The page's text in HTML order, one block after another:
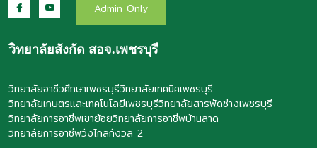
Admin Only
วิทยาลัยสังกัด สอจ.เพชรบุรี
วิทยาลัยอาชีวศึกษาเพชรบุรีวิทยาลัยเทคนิคเพชรบุรี
วิทยาลัยเกษตรและเทคโนโลยีเพชรบุรีวิทยาลัยสารพัดช่างเพชรบุรี
วิทยาลัยการอาชีพเขาย้อยวิทยาลัยการอาชีพบ้านลาด
วิทยาลัยการอาชีพวังไกลกังวล 2